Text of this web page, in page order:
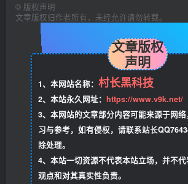
© 版权声明
文章版权归作者所有，未经允许请勿转载。
文章版权
声明
1、本网站名称： 村长黑科技
2、本站永久网址： https://www.v9k.net/
3、本网站的文章部分内容可能来源于网
习与参考，如有侵权，请联系站长
除处理。
4、本站一切资源不代表本站立场，并不
观点和对其真实性负责。